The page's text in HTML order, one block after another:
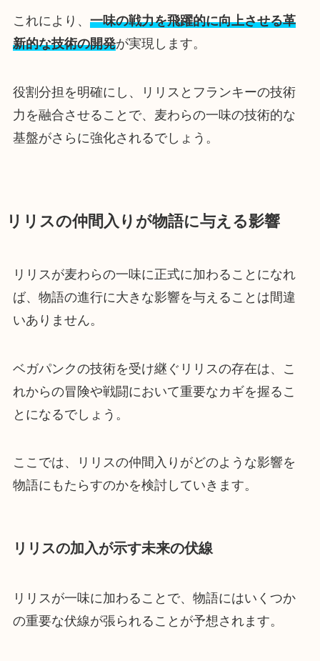
これにより、 一味の戦力を飛躍的に向上させる革
新的な技術の開発が実現します。
役割分担を明確にし、リリスとフランキーの技術
力を融合させることで、麦わらの一味の技術的な
基盤がさらに強化されるでしょう。
リリスの仲間入りが物語に与える影響
リリスが麦わらの一味に正式に加わることになれ
ば、物語の進行に大きな影響を与えることは間違
いありません。
ベガパンクの技術を受け継ぐリリスの存在は、こ
れからの冒険や戦闘において重要なカギを握るこ
とになるでしょう。
ここでは、リリスの仲間入りがどのような影響を
物語にもたらすのかを検討していきます。
リリスの加入が示す未来の伏線
リリスが一味に加わることで、物語にはいくつか
の重要な伏線が張られることが予想されます。